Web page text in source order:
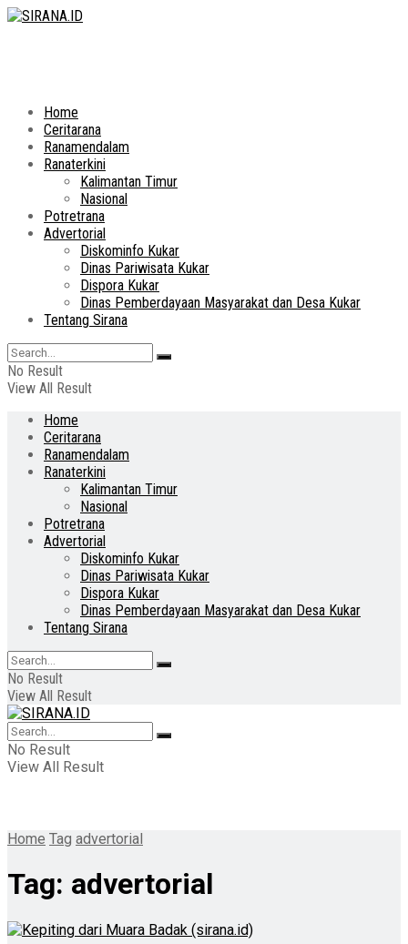
Home
Ceritarana
Ranamendalam
Ranaterkini
Kalimantan Timur
Nasional
Potretrana
Advertorial
Diskominfo Kukar
Dinas Pariwisata Kukar
Dispora Kukar
Dinas Pemberdayaan Masyarakat dan Desa Kukar
Tentang Sirana
No Result
View All Result
Home
Ceritarana
Ranamendalam
Ranaterkini
Kalimantan Timur
Nasional
Potretrana
Advertorial
Diskominfo Kukar
Dinas Pariwisata Kukar
Dispora Kukar
Dinas Pemberdayaan Masyarakat dan Desa Kukar
Tentang Sirana
No Result
View All Result
No Result
View All Result
Home Tag advertorial
Tag: advertorial